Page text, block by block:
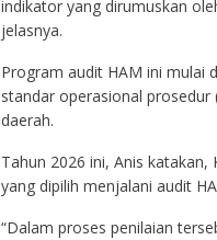
indikator yang dirumuskan
jelasnya.
Program audit HAM ini mulai
standar operasional
daerah.
Tahun 2026 ini, Anis
yang dipilih menjalani audit
“Dalam proses penilaian